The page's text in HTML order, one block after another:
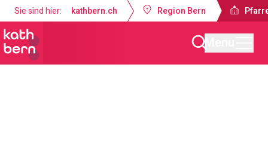
Sie sind hier: kathbern.ch Region Bern